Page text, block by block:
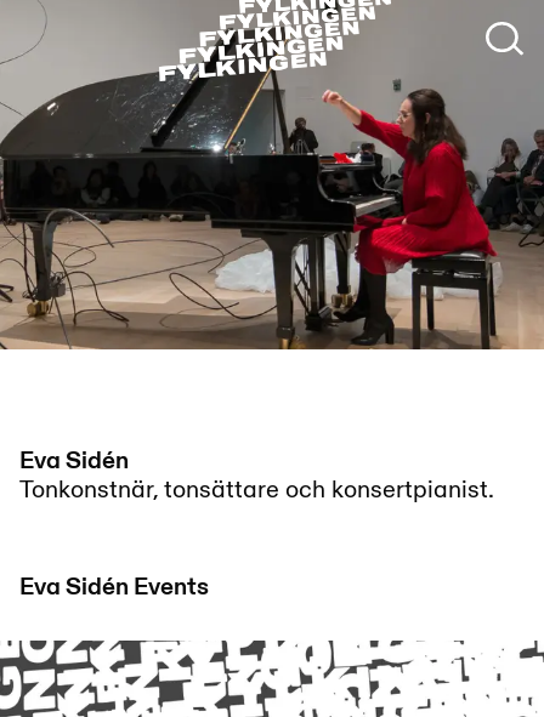
Eva Sidén
Tonkonstnär, tonsättare och konsertpianist.
Eva Sidén Events